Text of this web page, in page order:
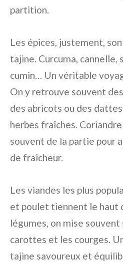
partition.
Les épices, justement,
tajine. Curcuma, cannelle,
cumin… Un véritable
On y retrouve souvent
des abricots ou des
herbes fraîches.
souvent de la partie pour
de fraîcheur.
Les viandes les plus
et poulet tiennent le haut
légumes, on mise souvent
carottes et les courges.
tajine savoureux et